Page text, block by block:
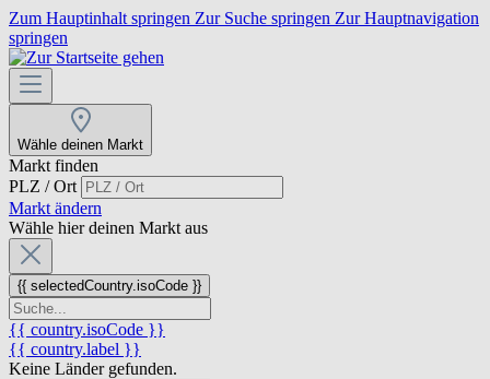
Zum Hauptinhalt springen Zur Suche springen Zur Hauptnavigation
springen
Wähle deinen Markt
Markt finden
PLZ / Ort
Markt ändern
Wähle hier deinen Markt aus
{{ selectedCountry.isoCode }}
{{ country.isoCode }}
{{ country.label }}
Keine Länder gefunden.